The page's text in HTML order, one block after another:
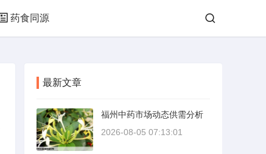
药食同源
最新文章
福州中药市场动态供需分析
2026-08-05 07:13:01